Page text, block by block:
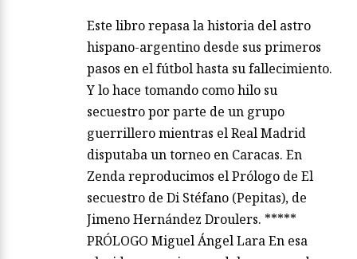
Este libro repasa la historia del astro
hispano-argentino desde sus primeros
pasos en el fútbol hasta su fallecimiento.
Y lo hace tomando como hilo su
secuestro por parte de un grupo
guerrillero mientras el Real Madrid
disputaba un torneo en Caracas. En
Zenda reproducimos el Prólogo de El
secuestro de Di Stéfano (Pepitas), de
Jimeno Hernández Droulers. *****
PRÓLOGO Miguel Ángel Lara En esa